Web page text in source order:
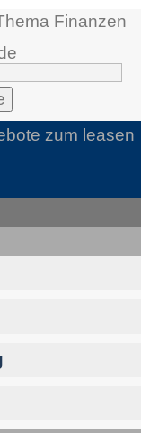
Finanzen
zum leasen